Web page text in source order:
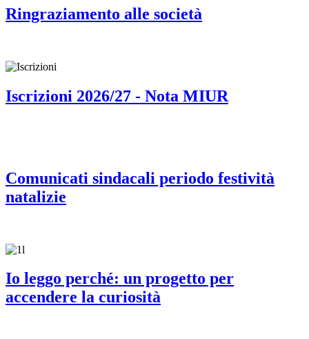
Ringraziamento alle società
Iscrizioni 2026/27 - Nota MIUR
Comunicati sindacali periodo festività
natalizie
Io leggo perché: un progetto per
accendere la curiosità